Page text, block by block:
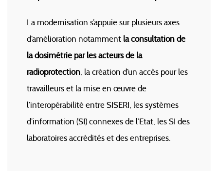
La modernisation s’appuie sur plusieurs axes
d’amélioration notamment la consultation de
la dosimétrie par les acteurs de la
radioprotection, la création d’un accès pour les
travailleurs et la mise en œuvre de
l’interopérabilité entre SISERI, les systèmes
d’information (SI) connexes de l’Etat, les SI des
laboratoires accrédités et des entreprises.